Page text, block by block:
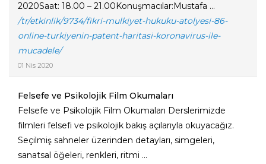
2020Saat: 18.00 – 21.00Konuşmacılar:Mustafa ...
/tr/etkinlik/9734/fikri-mulkiyet-hukuku-atolyesi-86-
online-turkiyenin-patent-haritasi-koronavirus-ile-
mucadele/
01 Nis 2020
Felsefe ve Psikolojik Film Okumaları
Felsefe ve Psikolojik Film Okumaları Derslerimizde
filmleri felsefi ve psikolojik bakış açılarıyla okuyacağız.
Seçilmiş sahneler üzerinden detayları, simgeleri,
sanatsal öğeleri, renkleri, ritmi ...